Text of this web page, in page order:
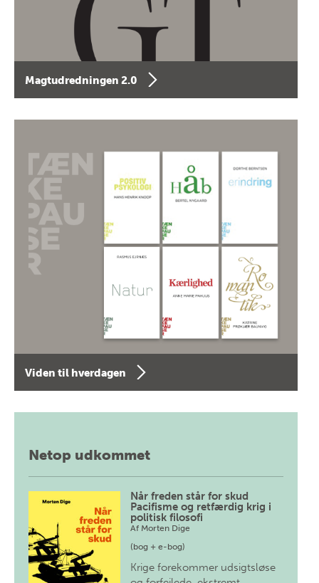
Magtudredningen 2.0
Viden til hverdagen
Netop udkommet
Når freden står for skud
Pacifisme og retfærdig krig i
politisk filosofi
Af Morten Dige
(bog + e-bog)
Krige forekommer udsigtsløse